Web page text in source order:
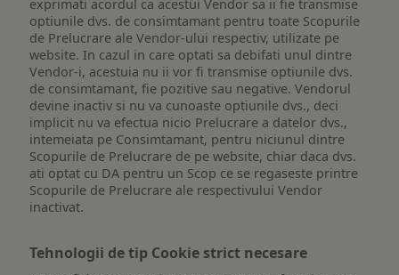
exprimati acordul ca acestui Vendor sa ii fie transmise
optiunile dvs. de consimtamant pentru toate Scopurile
de Prelucrare ale Vendor-ului respectiv, utilizate pe
website. In cazul in care optati sa debifati unul dintre
Vendor-i, acestuia nu ii vor fi transmise optiunile dvs.
de consimtamant, fie pozitive sau negative. Vendorul
devine inactiv si nu va cunoaste optiunile dvs., deci
implicit nu va efectua nicio Prelucrare a datelor dvs.,
intemeiata pe Consimtamant, pentru niciunul dintre
Scopurile de Prelucrare de pe website, chiar daca dvs.
ati optat cu DA pentru un Scop ce se regaseste printre
Scopurile de Prelucrare ale respectivului Vendor
inactivat.
Tehnologii de tip Cookie strict necesare